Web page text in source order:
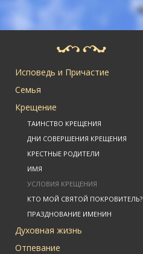
Исповедь и Причастие
Семья
Крещение
ТАИНСТВО КРЕЩЕНИЯ
ДНИ СОВЕРШЕНИЯ КРЕЩЕНИЯ
КРЕСТНЫЕ РОДИТЕЛИ
ИМЯ
УСЛОВИЯ КРЕЩЕНИЯ
КТО МОЙ СВЯТОЙ ПОКРОВИТЕЛЬ?
ПРАЗДНОВАНИЕ ИМЕНИН
Духовная жизнь
Отпевание